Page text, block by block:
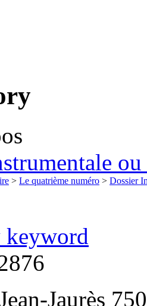
> Le quatrième numéro > Dossier
Jaurès